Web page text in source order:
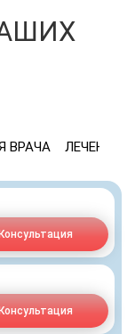
ВРАЧА ЛЕЧЕНИЕ
Консультация
Консультация